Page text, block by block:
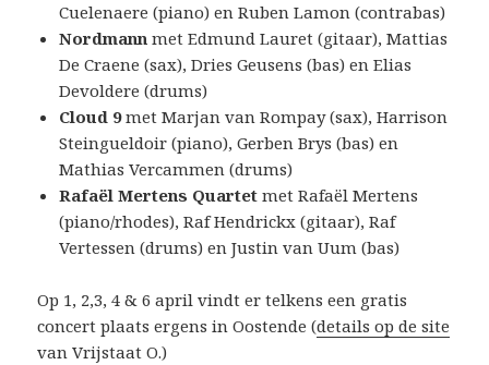
Cuelenaere (piano) en Ruben Lamon (contrabas)
Nordmann met Edmund Lauret (gitaar), Mattias
De Craene (sax), Dries Geusens (bas) en Elias
Devoldere (drums)
Cloud 9met Marjan van Rompay (sax), Harrison
Steingueldoir (piano), Gerben Brys (bas) en
Mathias Vercammen (drums)
Rafaël Mertens Quartet met Rafaël Mertens
(piano/rhodes), Raf Hendrickx (gitaar), Raf
Vertessen (drums) en Justin van Uum (bas)
Op 1, 2,3, 4 & 6 april vindt er telkens een gratis
concert plaats ergens in Oostende (details op de site
van Vrijstaat O.)